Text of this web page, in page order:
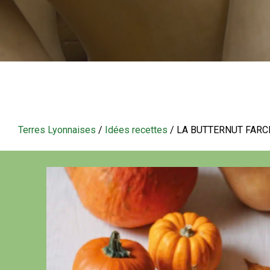
Terres Lyonnaises / Idées recettes / LA BUTTERNUT